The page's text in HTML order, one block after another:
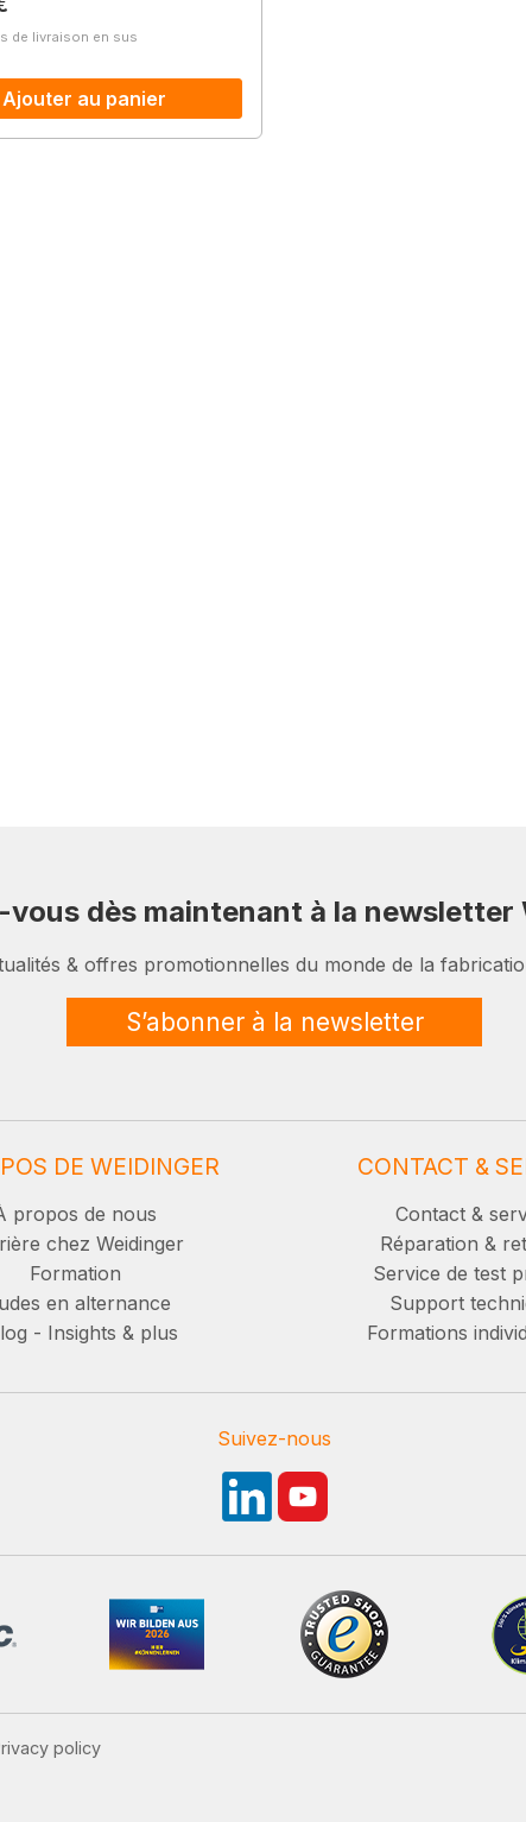
de livraison en sus
Ajouter au panier
dès maintenant à la newsletter
& offres promotionnelles du monde de la
S’abonner à la newsletter
DE WEIDINGER
propos de nous
chez Weidinger
Formation
en alternance
- Insights & plus
CONTACT &
Contact &
Réparation &
Service de test
Support
Formations
Suivez-nous
policy